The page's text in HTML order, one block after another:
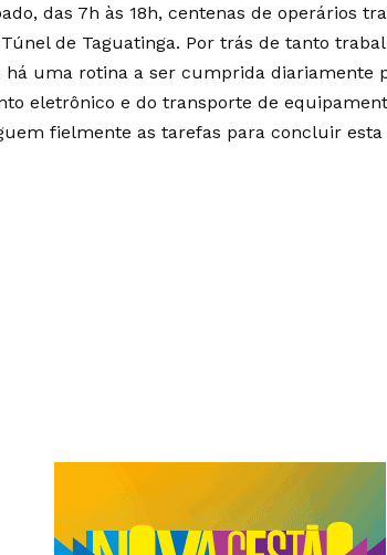
das 7h às 18h, centenas de operários
de Taguatinga. Por trás de tanto
uma rotina a ser cumprida diariamente
eletrônico e do transporte de
fielmente as tarefas para concluir